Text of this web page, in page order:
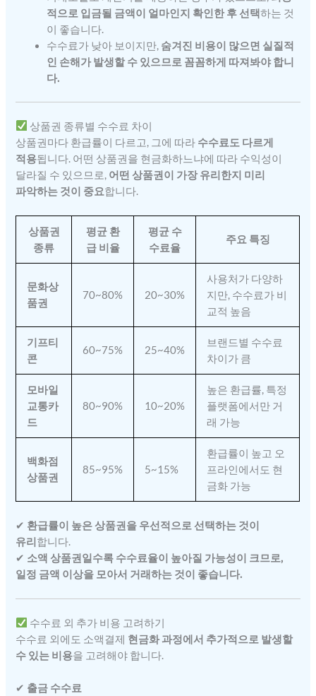
적으로 입금될 금액이 얼마인지 확인한 후 선택하는 것
이 좋습니다.
수수료가 낮아 보이지만, 숨겨진 비용이 많으면 실질적
인 손해가 발생할 수 있으므로 꼼꼼하게 따져봐야 합니
다.
상품권 종류별 수수료 차이
상품권마다 환급률이 다르고, 그에 따라 수수료도 다르게
적용됩니다. 어떤 상품권을 현금화하느냐에 따라 수익성이
달라질 수 있으므로, 어떤 상품권이 가장 유리한지 미리
파악하는 것이 중요합니다.
상품권
종류
평균 환
급 비율
평균 수
수료율
주요 특징
문화상
품권
70~80% 20~30%
사용처가 다양하
지만, 수수료가 비
교적 높음
기프티
콘
60~75% 25~40%
브랜드별 수수료
차이가 큼
모바일
교통카
드
80~90% 10~20%
높은 환급률, 특정
플랫폼에서만 거
래 가능
백화점
상품권
85~95% 5~15%
환급률이 높고 오
프라인에서도 현
금화 가능
✔ 환급률이 높은 상품권을 우선적으로 선택하는 것이
유리 합니다.
✔ 소액 상품권일수록 수수료율이 높아질 가능성이 크므로,
일정 금액 이상을 모아서 거래하는 것이 좋습니다.
수수료 외 추가 비용 고려하기
수수료 외에도 소액결제 현금화 과정에서 추가적으로 발생할
수 있는 비용을 고려해야 합니다.
✔ 출금 수수료